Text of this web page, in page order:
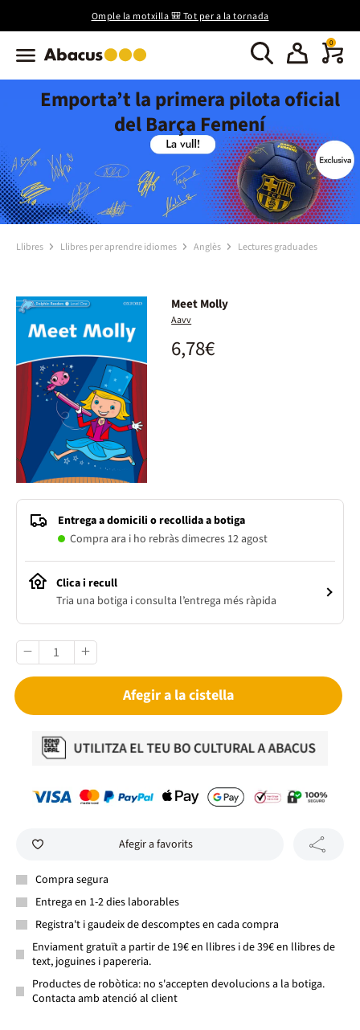
Omple la motxilla 🎒 Tot per a la tornada
0
Emporta’t la primera pilota oficial
del Barça Femení
Llibres Llibres per aprendre idiomes Anglès Lectures graduades
Meet Molly
Aavv
6,78€
Entrega a domicili o recollida a botiga
Compra ara i ho rebràs dimecres 12 agost
Clica i recull
Tria una botiga i consulta l’entrega més ràpida
Afegir a la cistella
Afegir a favorits
Compra segura
Entrega en 1-2 dies laborables
Registra't i gaudeix de descomptes en cada compra
Enviament gratuït a partir de 19€ en llibres i de 39€ en llibres de
text, joguines i papereria.
Productes de robòtica: no s'accepten devolucions a la botiga.
Contacta amb atenció al client